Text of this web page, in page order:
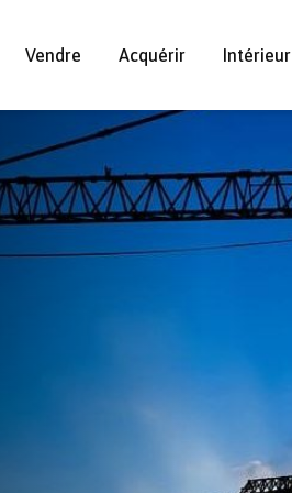
Vendre Acquérir Intérieur